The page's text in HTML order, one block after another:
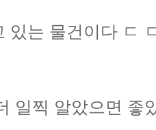
있는 물건이다 ㄷ
일찍 알았으면 좋